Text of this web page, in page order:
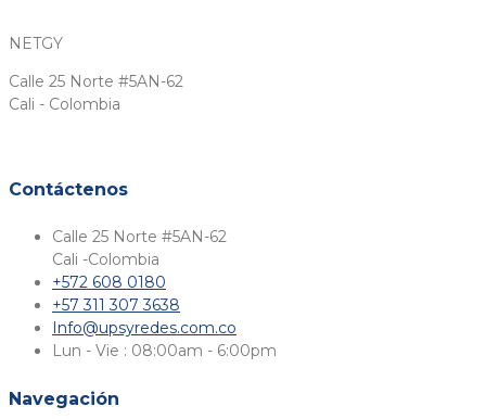
NETGY
Calle 25 Norte #5AN-62
Cali - Colombia
Contáctenos
Calle 25 Norte #5AN-62
Cali -Colombia​
+572 608 0180
+57 311 307 3638
Info@upsyredes.com.co
Lun - Vie : 08:00am - 6:00pm
Navegación